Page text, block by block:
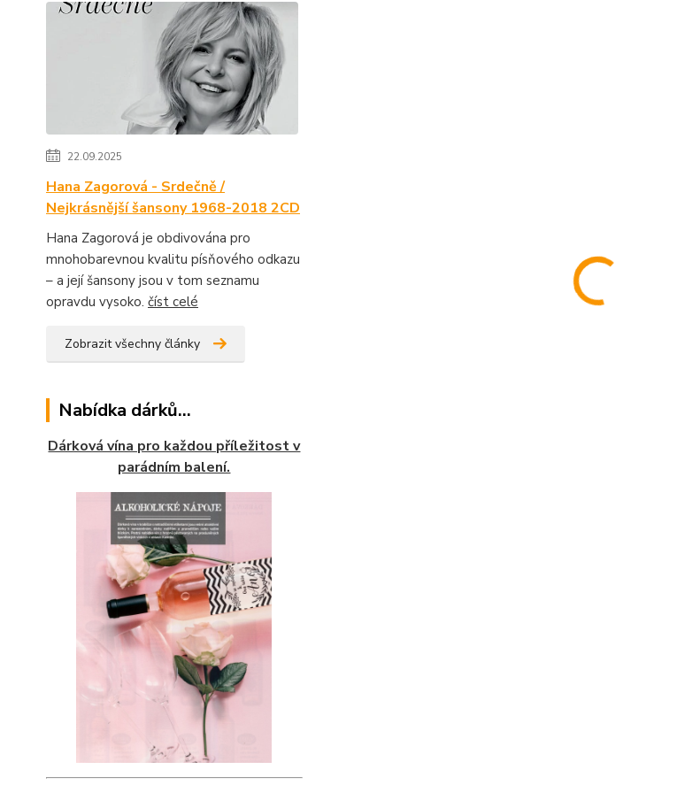
22.09.2025
Hana Zagorová - Srdečně /
Nejkrásnější šansony 1968-2018 2CD
Hana Zagorová je obdivována pro
mnohobarevnou kvalitu písňového odkazu
– a její šansony jsou v tom seznamu
opravdu vysoko. číst celé
Zobrazit všechny články
Nabídka dárků...
Dárková vína pro každou příležitost v
parádním balení.